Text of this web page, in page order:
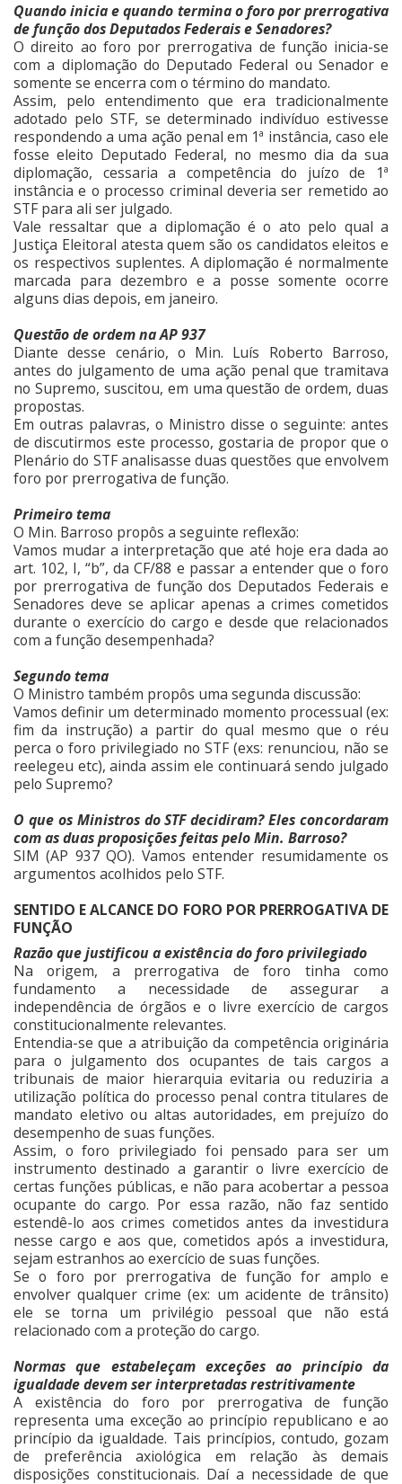
Quando inicia e quando termina o foro por prerrogativa
de função dos Deputados Federais e Senadores?
O direito ao foro por prerrogativa de função inicia-se
com a diplomação do Deputado Federal ou Senador e
somente se encerra com o término do mandato.
Assim, pelo entendimento que era tradicionalmente
adotado pelo STF, se determinado indivíduo estivesse
respondendo a uma ação penal em 1ª instância, caso ele
fosse eleito Deputado Federal, no mesmo dia da sua
diplomação, cessaria a competência do juízo de 1ª
instância e o processo criminal deveria ser remetido ao
STF para ali ser julgado.
Vale ressaltar que a diplomação é o ato pelo qual a
Justiça Eleitoral atesta quem são os candidatos eleitos e
os respectivos suplentes. A diplomação é normalmente
marcada para dezembro e a posse somente ocorre
alguns dias depois, em janeiro.
Questão de ordem na AP 937
Diante desse cenário, o Min. Luís Roberto Barroso,
antes do julgamento de uma ação penal que tramitava
no Supremo, suscitou, em uma questão de ordem, duas
propostas.
Em outras palavras, o Ministro disse o seguinte: antes
de discutirmos este processo, gostaria de propor que o
Plenário do STF analisasse duas questões que envolvem
foro por prerrogativa de função.
Primeiro tema
O Min. Barroso propôs a seguinte reflexão:
Vamos mudar a interpretação que até hoje era dada ao
art. 102, I, “b”, da CF/88 e passar a entender que o foro
por prerrogativa de função dos Deputados Federais e
Senadores deve se aplicar apenas a crimes cometidos
durante o exercício do cargo e desde que relacionados
com a função desempenhada?
Segundo tema
O Ministro também propôs uma segunda discussão:
Vamos definir um determinado momento processual (ex:
fim da instrução) a partir do qual mesmo que o réu
perca o foro privilegiado no STF (exs: renunciou, não se
reelegeu etc), ainda assim ele continuará sendo julgado
pelo Supremo?
O que os Ministros do STF decidiram? Eles concordaram
com as duas proposições feitas pelo Min. Barroso?
SIM (AP 937 QO). Vamos entender resumidamente os
argumentos acolhidos pelo STF.
SENTIDO E ALCANCE DO FORO POR PRERROGATIVA DE
FUNÇÃO
Razão que justificou a existência do foro privilegiado
Na origem, a prerrogativa de foro tinha como
fundamento a necessidade de assegurar a
independência de órgãos e o livre exercício de cargos
constitucionalmente relevantes.
Entendia-se que a atribuição da competência originária
para o julgamento dos ocupantes de tais cargos a
tribunais de maior hierarquia evitaria ou reduziria a
utilização política do processo penal contra titulares de
mandato eletivo ou altas autoridades, em prejuízo do
desempenho de suas funções.
Assim, o foro privilegiado foi pensado para ser um
instrumento destinado a garantir o livre exercício de
certas funções públicas, e não para acobertar a pessoa
ocupante do cargo. Por essa razão, não faz sentido
estendê-lo aos crimes cometidos antes da investidura
nesse cargo e aos que, cometidos após a investidura,
sejam estranhos ao exercício de suas funções.
Se o foro por prerrogativa de função for amplo e
envolver qualquer crime (ex: um acidente de trânsito)
ele se torna um privilégio pessoal que não está
relacionado com a proteção do cargo.
Normas que estabeleçam exceções ao princípio da
igualdade devem ser interpretadas restritivamente
A existência do foro por prerrogativa de função
representa uma exceção ao princípio republicano e ao
princípio da igualdade. Tais princípios, contudo, gozam
de preferência axiológica em relação às demais
disposições constitucionais. Daí a necessidade de que